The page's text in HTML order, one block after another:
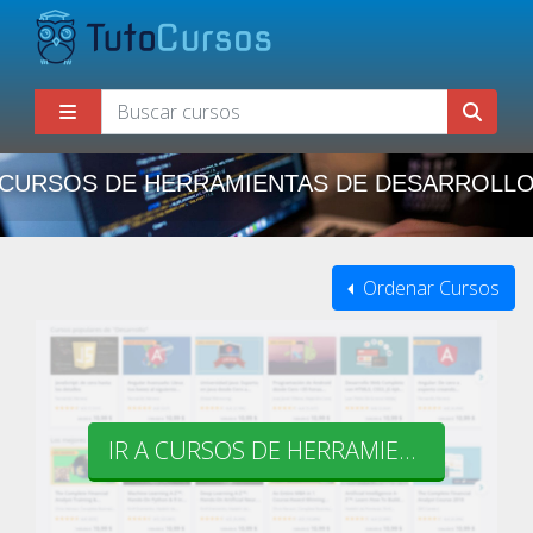
DE HERRAMIENTAS DE
Ordenar Cursos
IR A CURSOS DE HERRAMIENTAS DE DESARROLLO